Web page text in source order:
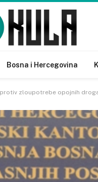
Bosna i Hercegovina
zloupotrebe opojnih